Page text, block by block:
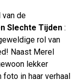
van de
Slechte Tijden :
rol van
Naast Merel
lekker
in haar verhaal